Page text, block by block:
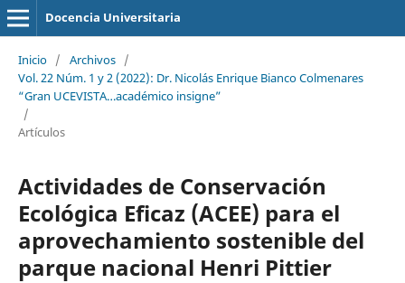
Docencia Universitaria
Inicio / Archivos /
Vol. 22 Núm. 1 y 2 (2022): Dr. Nicolás Enrique Bianco Colmenares
“Gran UCEVISTA…académico insigne”
/
Artículos
Actividades de Conservación
Ecológica Eficaz (ACEE) para el
aprovechamiento sostenible del
parque nacional Henri Pittier